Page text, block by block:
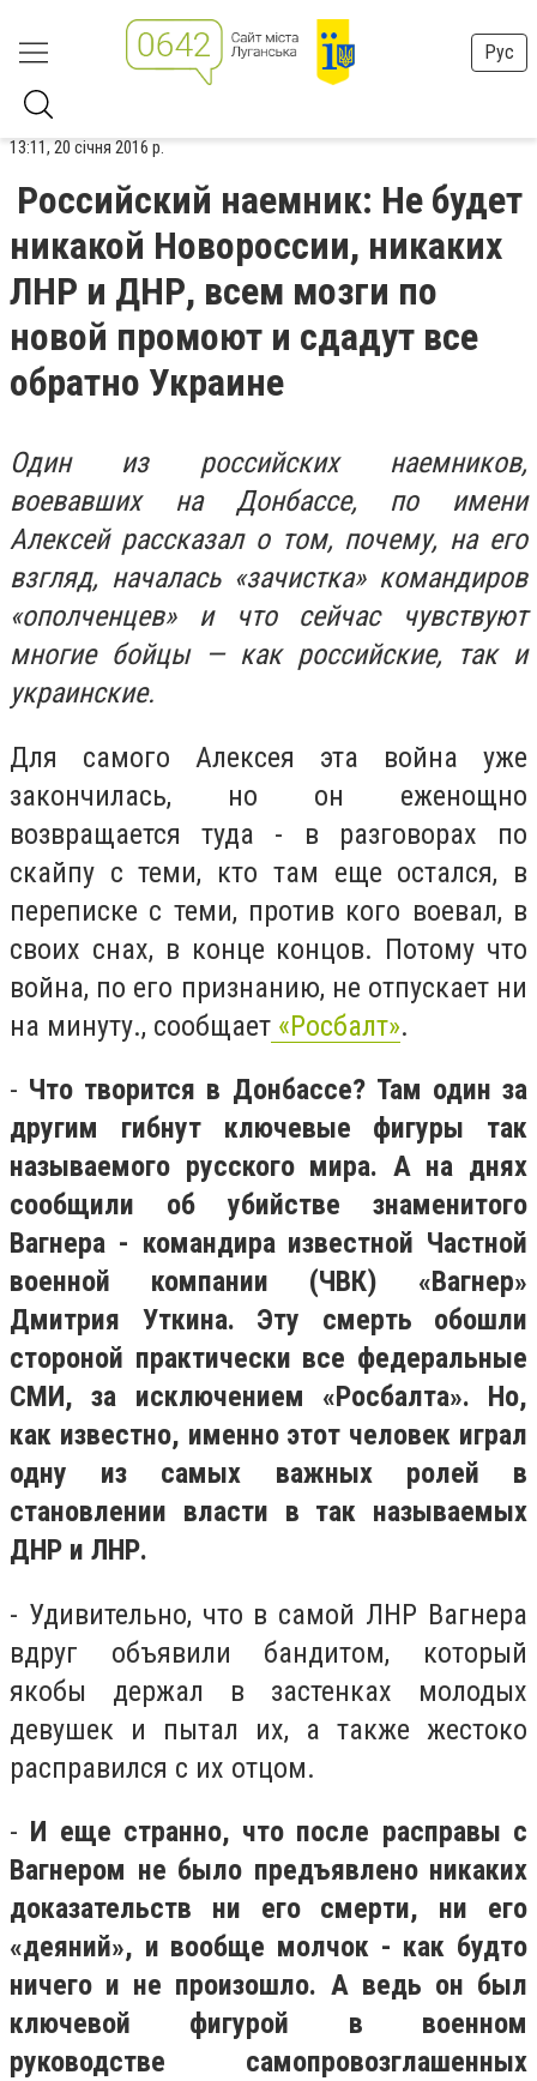
Рус
13:11, 20 січня 2016 р.
Российский наемник: Не будет
никакой Новороссии, никаких
ЛНР и ДНР, всем мозги по
новой промоют и сдадут все
обратно Украине
Один из российских наемников,
воевавших на Донбассе, по имени
Алексей рассказал о том, почему, на его
взгляд, началась «зачистка» командиров
«ополченцев» и что сейчас чувствуют
многие бойцы — как российские, так и
украинские.
Для самого Алексея эта война уже
закончилась, но он еженощно
возвращается туда - в разговорах по
скайпу с теми, кто там еще остался, в
переписке с теми, против кого воевал, в
своих снах, в конце концов. Потому что
война, по его признанию, не отпускает ни
на минуту., сообщает «Росбалт».
- Что творится в Донбассе? Там один за
другим гибнут ключевые фигуры так
называемого русского мира. А на днях
сообщили об убийстве знаменитого
Вагнера - командира известной Частной
военной компании (ЧВК) «Вагнер»
Дмитрия Уткина. Эту смерть обошли
стороной практически все федеральные
СМИ, за исключением «Росбалта». Но,
как известно, именно этот человек играл
одну из самых важных ролей в
становлении власти в так называемых
ДНР и ЛНР.
- Удивительно, что в самой ЛНР Вагнера
вдруг объявили бандитом, который
якобы держал в застенках молодых
девушек и пытал их, а также жестоко
расправился с их отцом.
- И еще странно, что после расправы с
Вагнером не было предъявлено никаких
доказательств ни его смерти, ни его
«деяний», и вообще молчок - как будто
ничего и не произошло. А ведь он был
ключевой фигурой в военном
руководстве самопровозглашенных